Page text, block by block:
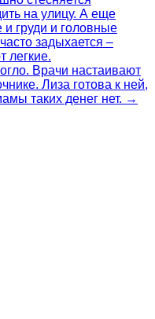
на улицу. А еще
груди и головные
задыхается –
легкие.
Врачи настаивают
Лиза готова к ней,
таких денег нет. →